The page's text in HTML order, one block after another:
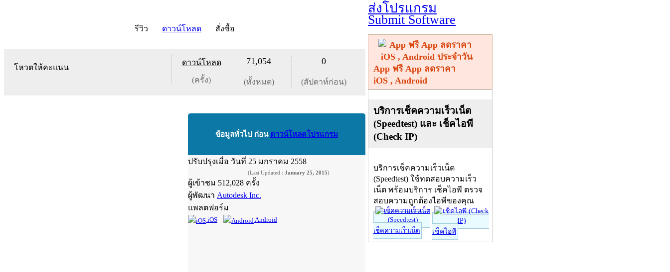
รีวิว ดาวน์โหลด สั่งซื้อ
โหวตให้คะแนน
ดาวน์โหลด
(ครั้ง)
71,054
(ทั้งหมด)
0
(สัปดาห์ก่อน)
ข้อมูลทั่วไป ก่อน ดาวน์โหลดโปรแกรม
ปรับปรุงเมื่อ วันที่ 25 มกราคม 2558
(Last Updated : January 25, 2015)
ผู้เข้าชม 512,028 ครั้ง
ผู้พัฒนา Autodesk Inc.
แพลตฟอร์ม
iOS Android
ส่งโปรแกรม
Submit Software
App ฟรี App ลดราคา
iOS , Android
บริการเช็คความเร็วเน็ต
(Speedtest) และ เช็คไอพี
(Check IP)
บริการเช็คความเร็วเน็ต
(Speedtest) ใช้ทดสอบความเร็ว
เน็ต พร้อมบริการ เช็คไอพี ตรวจ
สอบความถูกต้องไอพีของคุณ
เช็คความเร็วเน็ต เช็คไอพี